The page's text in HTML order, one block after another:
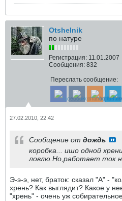
Otshelnik
по натуре
Регистрация: 11.01.2007
Сообщения: 832
Переслать сообщение:
27.02.2010, 22:42
Сообщение от дождь
коробка... ишо одной
ловлю.Но,работает ток
Э-э-э, нет, браток: сказал "А" -
хрень? Как выглядит? Какое у
"хрень" - очень уж